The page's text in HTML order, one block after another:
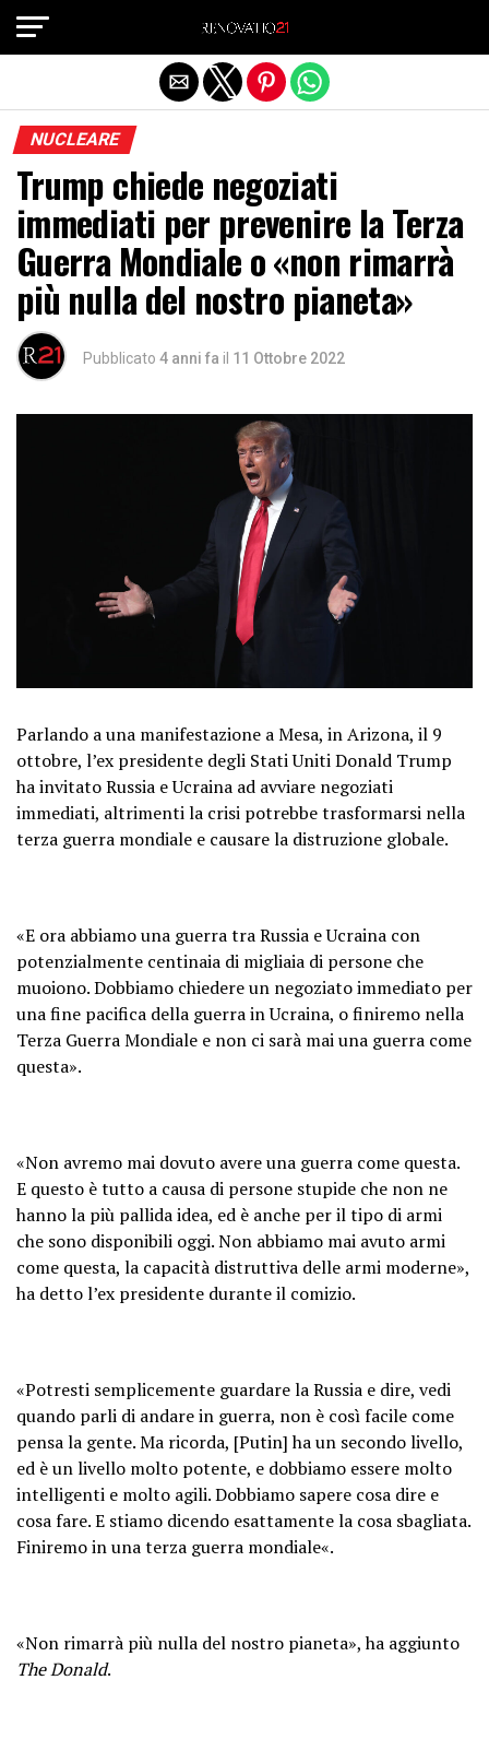
NUCLEARE
Trump chiede negoziati
immediati per prevenire la Terza
Guerra Mondiale o «non rimarrà
più nulla del nostro pianeta»
Pubblicato 4 anni fa il 11 Ottobre 2022
Parlando a una manifestazione a Mesa, in Arizona, il 9
ottobre, l’ex presidente degli Stati Uniti Donald Trump
ha invitato Russia e Ucraina ad avviare negoziati
immediati, altrimenti la crisi potrebbe trasformarsi nella
terza guerra mondiale e causare la distruzione globale.
«E ora abbiamo una guerra tra Russia e Ucraina con
potenzialmente centinaia di migliaia di persone che
muoiono. Dobbiamo chiedere un negoziato immediato per
una fine pacifica della guerra in Ucraina, o finiremo nella
Terza Guerra Mondiale e non ci sarà mai una guerra come
questa».
«Non avremo mai dovuto avere una guerra come questa.
E questo è tutto a causa di persone stupide che non ne
hanno la più pallida idea, ed è anche per il tipo di armi
che sono disponibili oggi. Non abbiamo mai avuto armi
come questa, la capacità distruttiva delle armi moderne»,
ha detto l’ex presidente durante il comizio.
«Potresti semplicemente guardare la Russia e dire, vedi
quando parli di andare in guerra, non è così facile come
pensa la gente. Ma ricorda, [Putin] ha un secondo livello,
ed è un livello molto potente, e dobbiamo essere molto
intelligenti e molto agili. Dobbiamo sapere cosa dire e
cosa fare. E stiamo dicendo esattamente la cosa sbagliata.
Finiremo in una terza guerra mondiale«.
«Non rimarrà più nulla del nostro pianeta», ha aggiunto
The Donald.
Exit mobile version